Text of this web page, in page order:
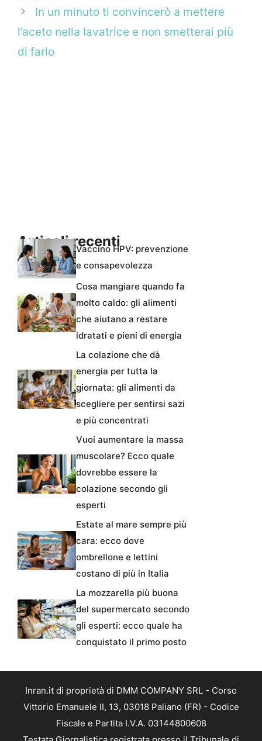
In un minuto ti convincerò a mettere
l’aceto nella lavatrice e non smetterai più
di farlo
Articoli recentiVaccino HPV: prevenzione
e consapevolezza
Cosa mangiare quando fa
molto caldo: gli alimenti
che aiutano a restare
idratati e pieni di energia
La colazione che dà
energia per tutta la
giornata: gli alimenti da
scegliere per sentirsi sazi
e più concentrati
Vuoi aumentare la massa
muscolare? Ecco quale
dovrebbe essere la
colazione secondo gli
esperti
Estate al mare sempre più
cara: ecco dove
ombrellone e lettini
costano di più in Italia
La mozzarella più buona
del supermercato secondo
gli esperti: ecco quale ha
conquistato il primo posto
Inran.it di proprietà di DMM COMPANY SRL - Corso
Vittorio Emanuele II, 13, 03018 Paliano (FR) - Codice
Fiscale e Partita I.V.A. 03144800608